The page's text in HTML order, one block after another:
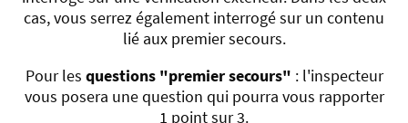
cas, vous serrez également interrogé sur un contenu
lié aux premier secours.
Pour les questions "premier secours" : l'inspecteur
vous posera une question qui pourra vous rapporter
1 point sur 3.